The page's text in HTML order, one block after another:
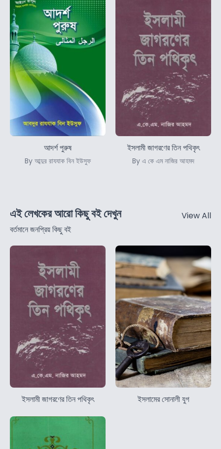
আদর্শ পুরুষ
By আব্দুর রাযযাক বিন ইউসুফ
ইসলামী জাগরণের তিন পথিকৃৎ
By এ কে এম নাজির আহমদ
এই লেখকের আরো কিছু বই দেখুন
বর্তমানে জনপ্রিয় কিছু বই
View All
ইসলামী জাগরণের তিন পথিকৃৎ ইসলামের সোনালী যুগ